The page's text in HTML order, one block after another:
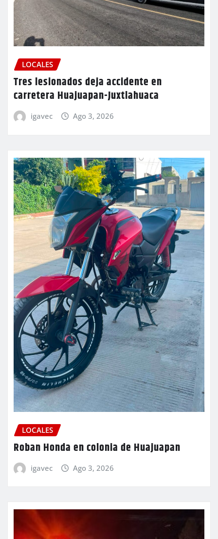
LOCALES
Tres lesionados deja accidente en
carretera Huajuapan-Juxtlahuaca
igavec Ago 3, 2026
LOCALES
Roban Honda en colonia de Huajuapan
igavec Ago 3, 2026